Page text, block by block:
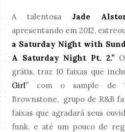
A talentosa Jade
apresentando em 2012,
a Saturday Night with
A Saturday Night Pt. 2.”O
grátis, traz 10 faixas que
Girl” com o sample de
Brownstone, grupo de R&B
faixas que agradará seus
funk, e até um pouco de